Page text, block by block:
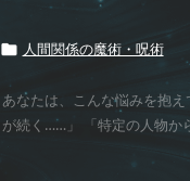
 人間関係の魔術・呪術
あなたは、こんな悩みを抱
が続く……」 「特定の人物か